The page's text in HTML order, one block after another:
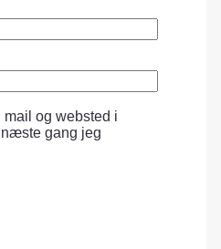
mail og websted i
gang jeg